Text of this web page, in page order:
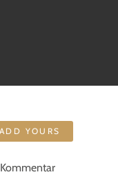
ADD YOURS